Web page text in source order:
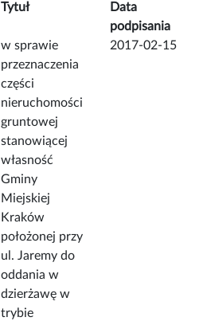
Tytuł
Data
podpisania
w sprawie
przeznaczenia
części
nieruchomości
gruntowej
stanowiącej
własność
Gminy
Miejskiej
Kraków
położonej przy
ul. Jaremy do
oddania w
dzierżawę w
trybie
2017-02-15